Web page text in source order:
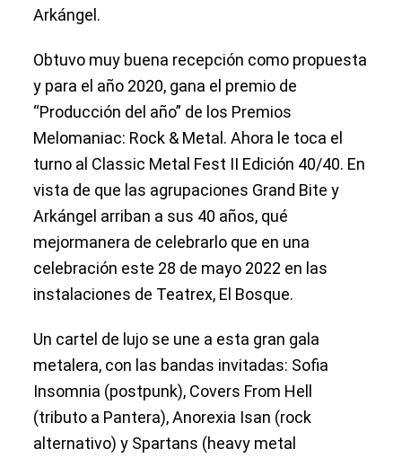
Arkángel.
Obtuvo muy buena recepción como propuesta
y para el año 2020, gana el premio de
“Producción del año” de los Premios
Melomaniac: Rock & Metal. Ahora le toca el
turno al Classic Metal Fest II Edición 40/40. En
vista de que las agrupaciones Grand Bite y
Arkángel arriban a sus 40 años, qué
mejormanera de celebrarlo que en una
celebración este 28 de mayo 2022 en las
instalaciones de Teatrex, El Bosque.
Un cartel de lujo se une a esta gran gala
metalera, con las bandas invitadas: Sofia
Insomnia (postpunk), Covers From Hell
(tributo a Pantera), Anorexia Isan (rock
alternativo) y Spartans (heavy metal